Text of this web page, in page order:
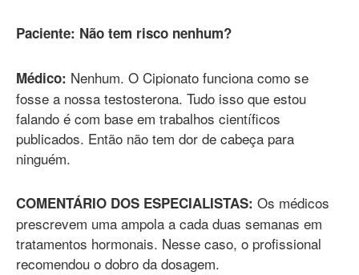
Paciente: Não tem risco nenhum?
Médico: Nenhum. O Cipionato funciona como se
fosse a nossa testosterona. Tudo isso que estou
falando é com base em trabalhos científicos
publicados. Então não tem dor de cabeça para
ninguém.
COMENTÁRIO DOS ESPECIALISTAS: Os médicos
prescrevem uma ampola a cada duas semanas em
tratamentos hormonais. Nesse caso, o profissional
recomendou o dobro da dosagem.